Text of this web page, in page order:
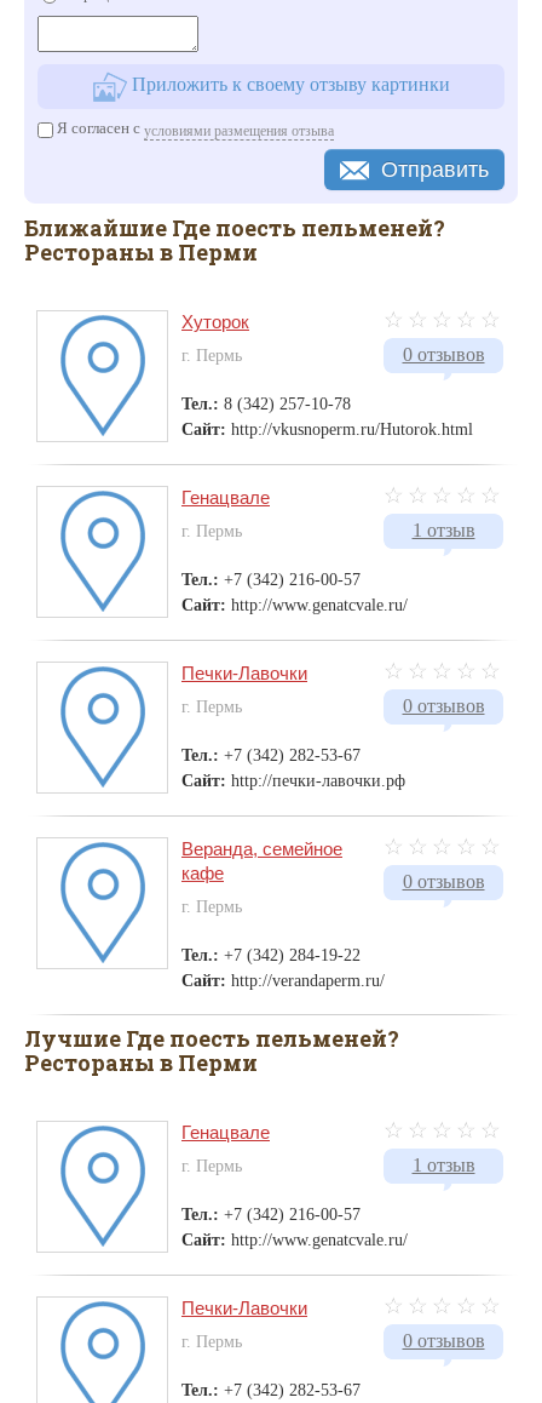
Приложить к своему отзыву картинки
Я согласен с условиями размещения отзыва
Отправить
Ближайшие Где поесть пельменей?
Рестораны в Перми
0 отзывов
Хуторок
г. Пермь
Тел.: 8 (342) 257-10-78
Сайт: http://vkusnoperm.ru/Hutorok.html
1 отзыв
Генацвале
г. Пермь
Тел.: +7 (342) 216-00-57
Сайт: http://www.genatcvale.ru/
0 отзывов
Печки-Лавочки
г. Пермь
Тел.: +7 (342) 282-53-67
Сайт: http://печки-лавочки.рф
0 отзывов
Веранда, семейное
кафе
г. Пермь
Тел.: +7 (342) 284-19-22
Сайт: http://verandaperm.ru/
Лучшие Где поесть пельменей?
Рестораны в Перми
1 отзыв
Генацвале
г. Пермь
Тел.: +7 (342) 216-00-57
Сайт: http://www.genatcvale.ru/
0 отзывов
Печки-Лавочки
г. Пермь
Тел.: +7 (342) 282-53-67